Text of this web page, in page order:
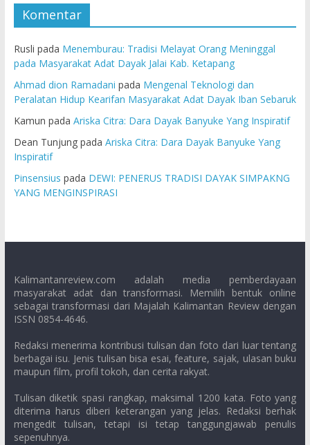
Komentar
Rusli pada Menemburau: Tradisi Melayat Orang Meninggal
pada Masyarakat Adat Dayak Jalai Kab. Ketapang
Ahmad dion Ramadani pada Mengenal Teknologi dan
Peralatan Hidup Kearifan Masyarakat Adat Dayak Iban Sebaruk
Kamun pada Ariska Citra: Dara Dayak Banyuke Yang Inspiratif
Dean Tunjungpada Ariska Citra: Dara Dayak Banyuke Yang
Inspiratif
Pinsensius pada DEWI: PENERUS TRADISI DAYAK SIMPAKNG
YANG MENGINSPIRASI
Kalimantanreview.com adalah media pemberdayaan
masyarakat adat dan transformasi. Memilih bentuk online
sebagai transformasi dari Majalah Kalimantan Review dengan
ISSN 0854-4646.
Redaksi menerima kontribusi tulisan dan foto dari luar tentang
berbagai isu. Jenis tulisan bisa esai, feature, sajak, ulasan buku
maupun film, profil tokoh, dan cerita rakyat.
Tulisan diketik spasi rangkap, maksimal 1200 kata. Foto yang
diterima harus diberi keterangan yang jelas. Redaksi berhak
mengedit tulisan, tetapi isi tetap tanggungjawab penulis
sepenuhnya.